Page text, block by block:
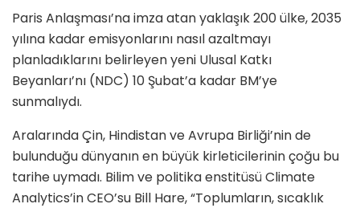
Paris Anlaşması’na imza atan yaklaşık 200 ülke, 2035
yılına kadar emisyonlarını nasıl azaltmayı
planladıklarını belirleyen yeni Ulusal Katkı
Beyanları’nı (NDC) 10 Şubat’a kadar BM’ye
sunmalıydı.
Aralarında Çin, Hindistan ve Avrupa Birliği’nin de
bulunduğu dünyanın en büyük kirleticilerinin çoğu bu
tarihe uymadı. Bilim ve politika enstitüsü Climate
Analytics’in CEO’su Bill Hare, “Toplumların, sıcaklık